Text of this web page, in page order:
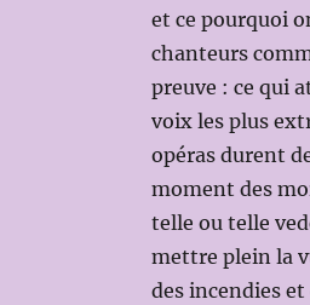
et ce pourquoi
chanteurs
preuve : ce qui
voix les plus
opéras durent
moment des
telle ou telle
mettre plein la
des incendies